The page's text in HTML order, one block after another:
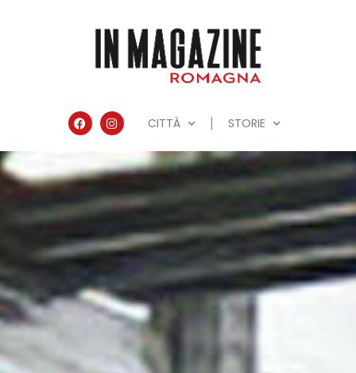
CITTÀ STORIE